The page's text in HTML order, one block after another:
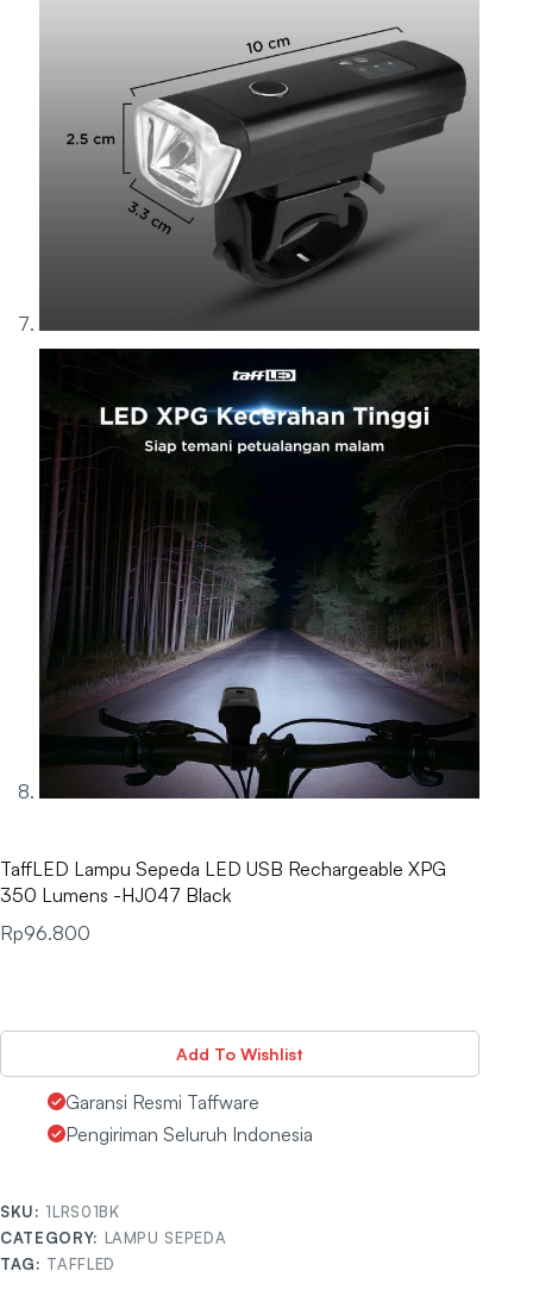
TaffLED Lampu Sepeda LED USB Rechargeable XPG
350 Lumens -HJ047 Black
Rp96.800
Add To Wishlist
Garansi Resmi Taffware
Pengiriman Seluruh Indonesia
SKU:1LRS01BK
CATEGORY: LAMPU SEPEDA
TAG: TAFFLED